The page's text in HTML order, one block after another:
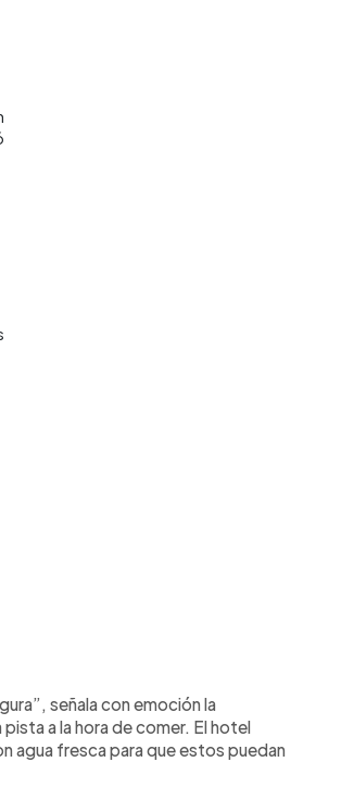
señala con emoción la
a la hora de comer. El hotel
agua fresca para que estos puedan